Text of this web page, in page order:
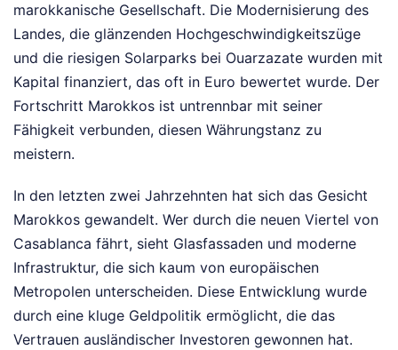
marokkanische Gesellschaft. Die Modernisierung des
Landes, die glänzenden Hochgeschwindigkeitszüge
und die riesigen Solarparks bei Ouarzazate wurden mit
Kapital finanziert, das oft in Euro bewertet wurde. Der
Fortschritt Marokkos ist untrennbar mit seiner
Fähigkeit verbunden, diesen Währungstanz zu
meistern.
In den letzten zwei Jahrzehnten hat sich das Gesicht
Marokkos gewandelt. Wer durch die neuen Viertel von
Casablanca fährt, sieht Glasfassaden und moderne
Infrastruktur, die sich kaum von europäischen
Metropolen unterscheiden. Diese Entwicklung wurde
durch eine kluge Geldpolitik ermöglicht, die das
Vertrauen ausländischer Investoren gewonnen hat.